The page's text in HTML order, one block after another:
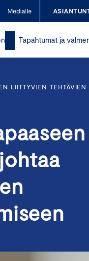
Medialle
Tapahtumat ja
LIITTYVIEN